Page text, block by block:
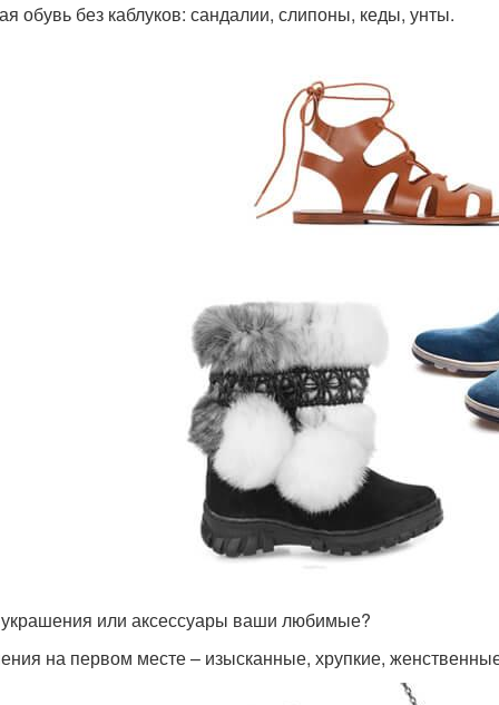
обувь без каблуков: сандалии, слипоны, кеды, унты.
украшения или аксессуары ваши любимые?
на первом месте – изысканные, хрупкие,